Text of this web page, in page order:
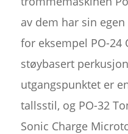
av dem har sin
for eksempel PO-24
støybasert
utgangspunktet er
tallsstil, og PO-32
Sonic Charge